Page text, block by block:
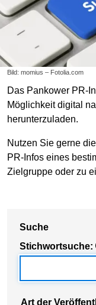
Bild: momius – Fotolia.com
Das Pankower PR-
Möglichkeit digital
herunterzuladen.
Nutzen Sie gerne
PR-Infos eines
Zielgruppe oder zu
Suche
Stichwortsuche:
Art der